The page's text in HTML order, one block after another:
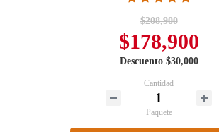
$208,900
$178,900
Descuento $30,000
Cantidad
Paquete